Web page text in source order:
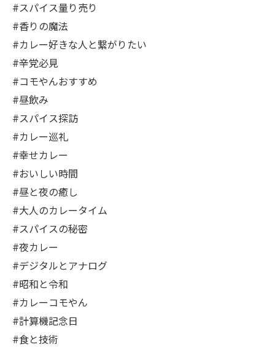
#スパイス量り売り
#香りの魔法
#カレー好きな人と繋がりたい
#辛党必見
#コモやんおすすめ
#昼飲み
#スパイス探訪
#カレー巡礼
#幸せカレー
#おいしい時間
#昼と夜の癒し
#大人のカレータイム
#スパイスの秘密
#夜カレー
#デジタルとアナログ
#昭和と令和
#カレーコモやん
#計算機記念日
#食と技術